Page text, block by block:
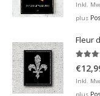
Inkl.
plus
Fleur
€
Inkl.
plus